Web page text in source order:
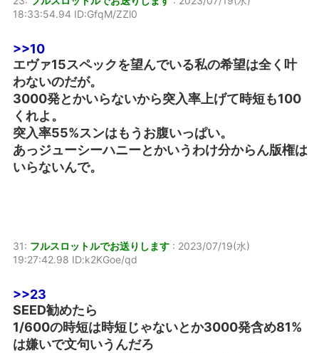
18:33:54.94 ID:GfqM/ZZl0
>>10
エヴァ15スペックを望んでいる私の希望は全く叶
わないのだが。
3000発とかいらないから突入率上げて時短も100
くれよ。
突入率55%スンはもうお腹いっぱい。
あっジューシーハニーとかいうわけ分からん版権は
いらないんで。
31: フルスロットルでお送りします : 2023/07/19(水)
19:27:42.98 ID:k2KGoe/qd
>>23
SEED勧めたら
1/600の時短は時短じゃないとか3000発含め81%
は嫌いで文句いうんだろ